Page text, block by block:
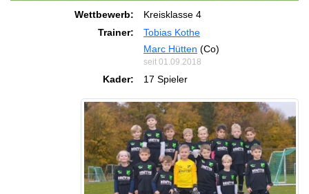
Wettbewerb:
Kreisklasse 4
Trainer:
Tobias Kothe
Marc Hütten (Co)
seit 01.09.2018
Kader: 17 Spieler